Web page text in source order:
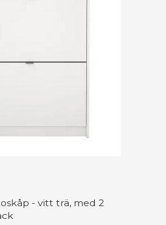
- vitt trä, med 2